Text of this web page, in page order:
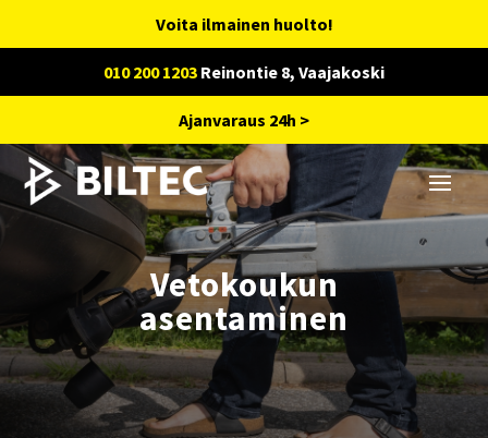
Voita ilmainen huolto!
010 200 1203 Reinontie 8, Vaajakoski
Ajanvaraus 24h >
Vetokoukun
asentaminen